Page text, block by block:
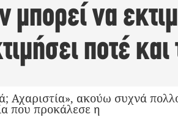
να
ποτέ
Αχαριστία», ακούω συχνά
που προκάλεσε η